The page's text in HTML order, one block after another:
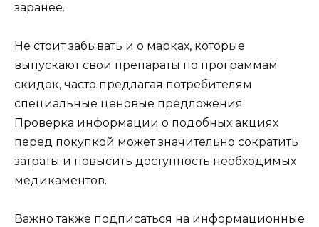
заранее.
Не стоит забывать и о марках, которые
выпускают свои препараты по программам
скидок, часто предлагая потребителям
специальные ценовые предложения.
Проверка информации о подобных акциях
перед покупкой может значительно сократить
затраты и повысить доступность необходимых
медикаментов.
Важно также подписаться на информационные